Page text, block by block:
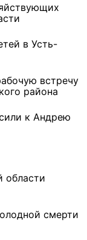
в Усть-
встречу
района
к Андрею
области
смерти